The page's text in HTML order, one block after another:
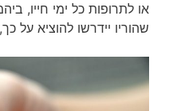
או לתרופות כל ימי חייו,
שהוריו יידרשו להוציא על כך,